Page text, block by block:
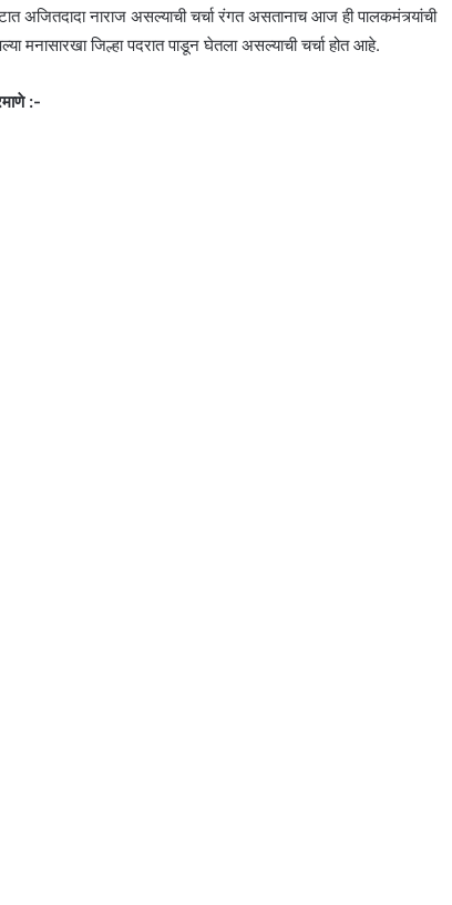
अजितदादा नाराज असल्याची चर्चा रंगत असतानाच आज ही पालकमंत्र्यांची
मनासारखा जिल्हा पदरात पाडून घेतला असल्याची चर्चा होत आहे.
:-